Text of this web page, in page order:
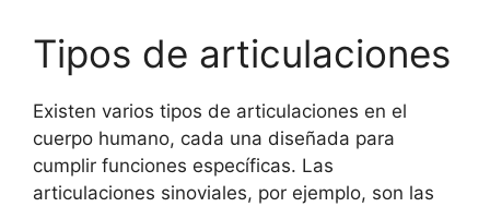
Tipos de articulaciones
Existen varios tipos de articulaciones en el
cuerpo humano, cada una diseñada para
cumplir funciones específicas. Las
articulaciones sinoviales, por ejemplo, son las